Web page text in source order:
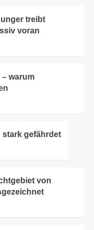
treibt
voran
warum
stark gefährdet
von